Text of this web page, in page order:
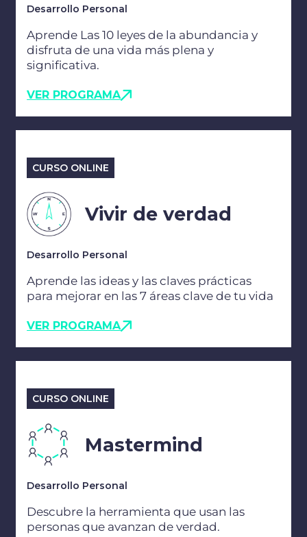
Desarrollo Personal
Aprende Las 10 leyes de la abundancia y
disfruta de una vida más plena y
significativa​.
VER PROGRAMA
CURSO ONLINE
Vivir de verdad
Desarrollo Personal
Aprende las ideas y las claves prácticas
para mejorar en las 7 áreas clave de tu vida
VER PROGRAMA
CURSO ONLINE
Mastermind
Desarrollo Personal
Descubre la herramienta que usan las
personas que avanzan de verdad.